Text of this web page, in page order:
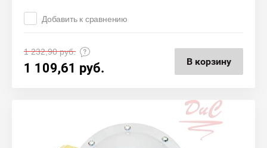
Добавить к сравнению
1 232,90руб.
1 109,61 руб. В корзину